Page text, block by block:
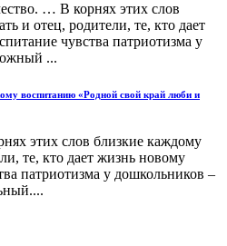
… В корнях этих слов
и отец, родители, те, кто дает
чувства патриотизма у
...
воспитанию «Родной свой край люби и
этих слов близкие каждому
те, кто дает жизнь новому
патриотизма у дошкольников –